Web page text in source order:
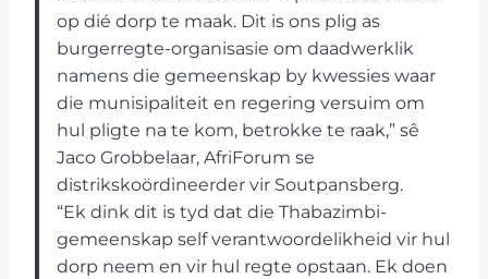
op dié dorp te maak. Dit is ons plig as
burgerregte-organisasie om daadwerklik
namens die gemeenskap by kwessies waar
die munisipaliteit en regering versuim om
hul pligte na te kom, betrokke te raak,” sê
Jaco Grobbelaar, AfriForum se
distrikskoördineerder vir Soutpansberg.
“Ek dink dit is tyd dat die Thabazimbi-
gemeenskap self verantwoordelikheid vir hul
dorp neem en vir hul regte opstaan. Ek doen